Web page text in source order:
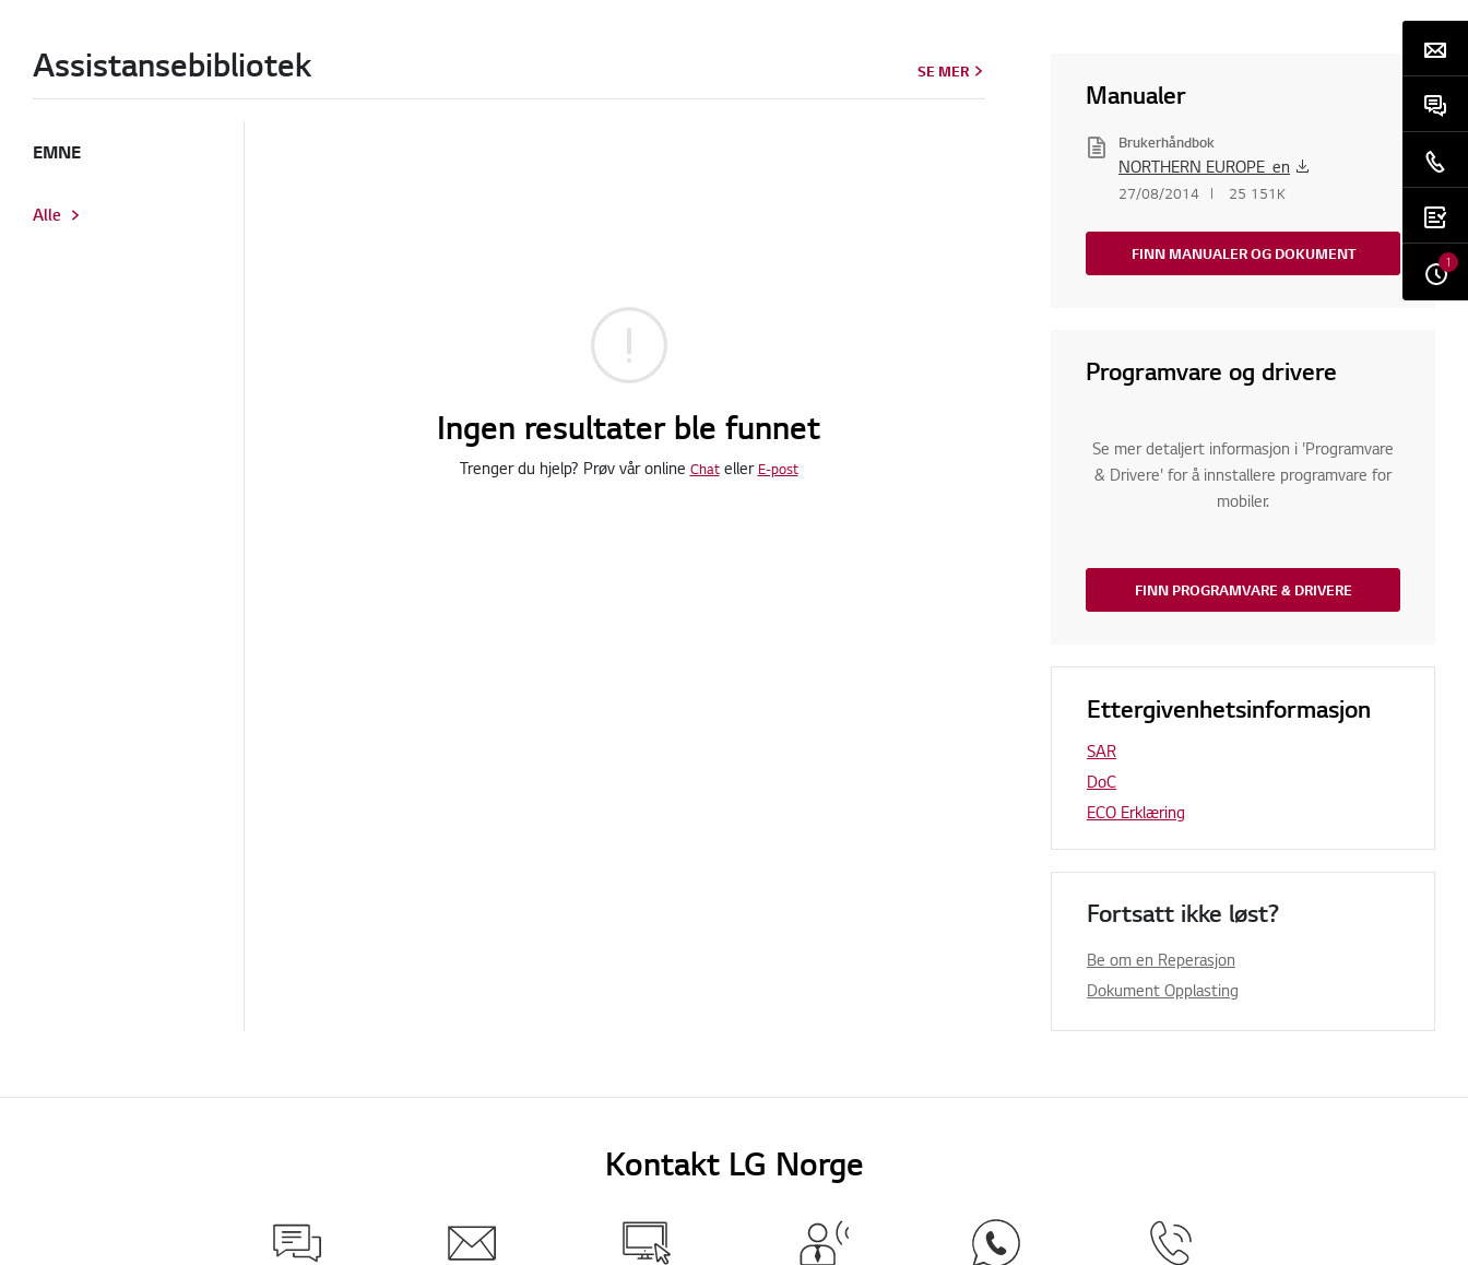
Assistansebibliotek SE MER
EMNE
Alle
Ingen resultater ble funnet
Trenger du hjelp? Prøv vår online Chateller E-post
Manualer
Brukerhåndbok
NORTHERN EUROPE_en
27/08/2014 25 151K
FINN MANUALER OG DOKUMENT
Programvare og drivere
Se mer detaljert informasjon i 'Programvare
& Drivere' for å innstallere programvare for
mobiler.
FINN PROGRAMVARE & DRIVERE
Ettergivenhetsinformasjon
SAR
DoC
ECO Erklæring
Fortsatt ikke løst?
Be om en Reperasjon
Dokument Opplasting
Kontakt LG Norge
1